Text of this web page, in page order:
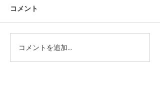
コメント
コメントを追加…